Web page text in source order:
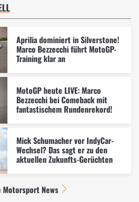
Aprilia dominiert in Silverstone!
Marco Bezzecchi führt MotoGP-
Training klar an
MotoGP heute LIVE: Marco
Bezzecchi bei Comeback mit
fantastischem Rundenrekord!
Mick Schumacher vor IndyCar-
Wechsel? Das sagt er zu den
aktuellen Zukunfts-Gerüchten
Motorsport News